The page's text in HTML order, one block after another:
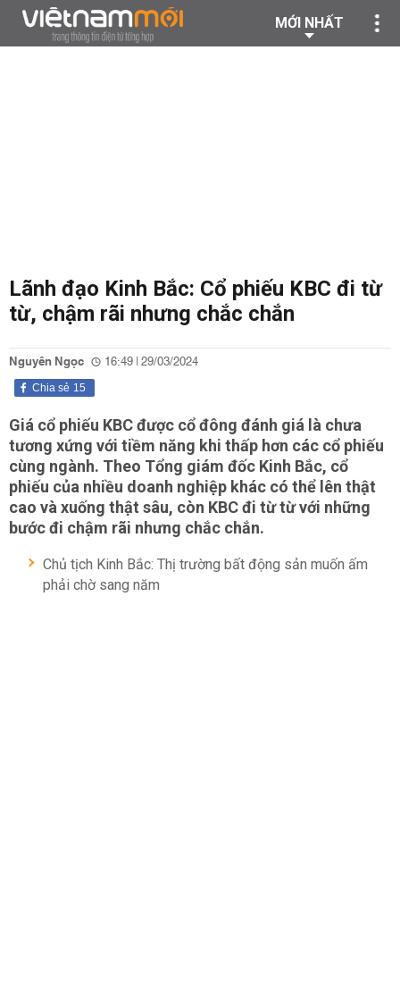
MỚI NHẤT
Lãnh đạo Kinh Bắc: Cổ phiếu KBC đi từ
từ, chậm rãi nhưng chắc chắn
Nguyên Ngọc 16:49 | 29/03/2024
15
Chia sẻ
Giá cổ phiếu KBC được cổ đông đánh giá là chưa
tương xứng với tiềm năng khi thấp hơn các cổ phiếu
cùng ngành. Theo Tổng giám đốc Kinh Bắc, cổ
phiếu của nhiều doanh nghiệp khác có thể lên thật
cao và xuống thật sâu, còn KBC đi từ từ với những
bước đi chậm rãi nhưng chắc chắn.
Chủ tịch Kinh Bắc: Thị trường bất động sản muốn ấm
phải chờ sang năm